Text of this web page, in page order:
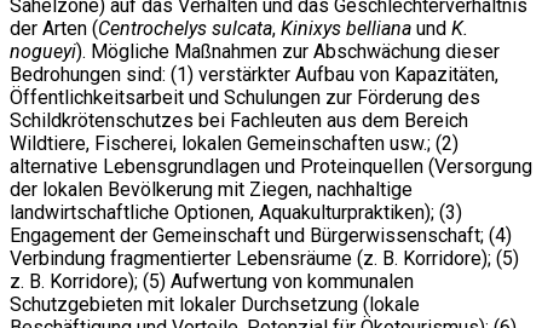
Sahelzone) auf das Verhalten und das Geschlechterverhältnis
der Arten (Centrochelys sulcata, Kinixys belliana und K.
nogueyi). Mögliche Maßnahmen zur Abschwächung dieser
Bedrohungen sind: (1) verstärkter Aufbau von Kapazitäten,
Öffentlichkeitsarbeit und Schulungen zur Förderung des
Schildkrötenschutzes bei Fachleuten aus dem Bereich
Wildtiere, Fischerei, lokalen Gemeinschaften usw.; (2)
alternative Lebensgrundlagen und Proteinquellen (Versorgung
der lokalen Bevölkerung mit Ziegen, nachhaltige
landwirtschaftliche Optionen, Aquakulturpraktiken); (3)
Engagement der Gemeinschaft und Bürgerwissenschaft; (4)
Verbindung fragmentierter Lebensräume (z. B. Korridore); (5)
z. B. Korridore); (5) Aufwertung von kommunalen
Schutzgebieten mit lokaler Durchsetzung (lokale